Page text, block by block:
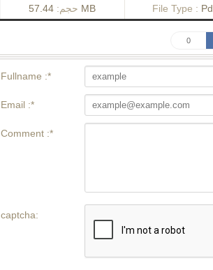
حجم: 57.44 MB File Type :
0
Fullname :*
Email :*
Comment :*
captcha: